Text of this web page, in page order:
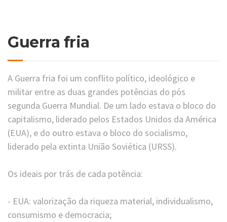
Guerra fria
A Guerra fria foi um conflito político, ideológico e
militar entre as duas grandes potências do pós
segunda Guerra Mundial. De um lado estava o bloco do
capitalismo, liderado pelos Estados Unidos da América
(EUA), e do outro estava o bloco do socialismo,
liderado pela extinta União Soviética (URSS).
Os ideais por trás de cada potência:
- EUA: valorização da riqueza material, individualismo,
consumismo e democracia;